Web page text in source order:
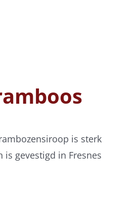
is sterk
gevestigd in Fresnes